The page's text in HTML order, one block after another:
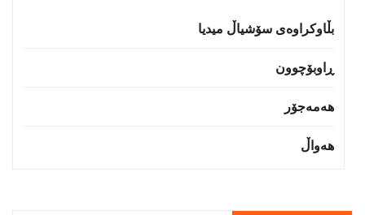
بڵاوکراوەی سۆشیاڵ میدیا
ڕاوبۆچوون
هەمەجۆر
هەواڵ